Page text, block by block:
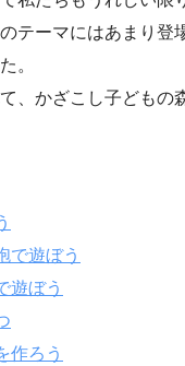
テーマにはあまり登
。
、かざこし子どもの
で遊ぼう
遊ぼう
作ろう